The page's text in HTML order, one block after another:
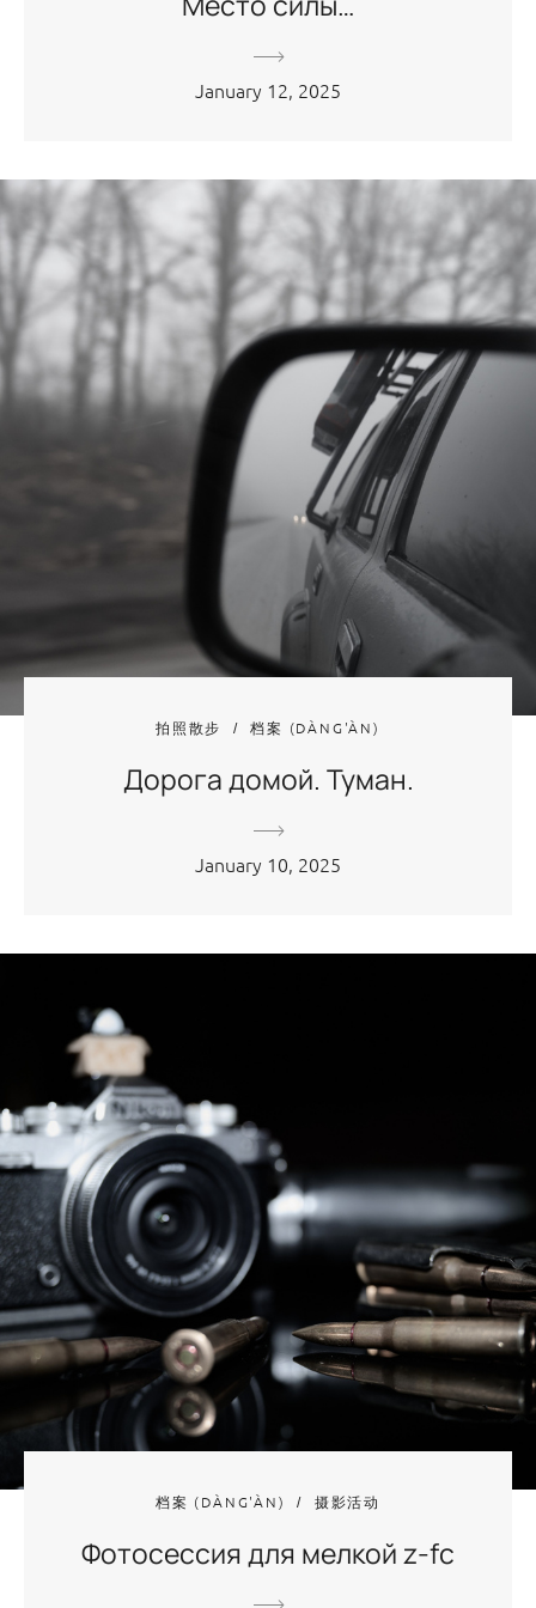
January 12, 2025
拍照散步 档案 (DÀNG'ÀN)
Дорога домой. Туман.
January 10, 2025
档案 (DÀNG'ÀN) 摄影活动
Фотосессия для мелкой z-fc